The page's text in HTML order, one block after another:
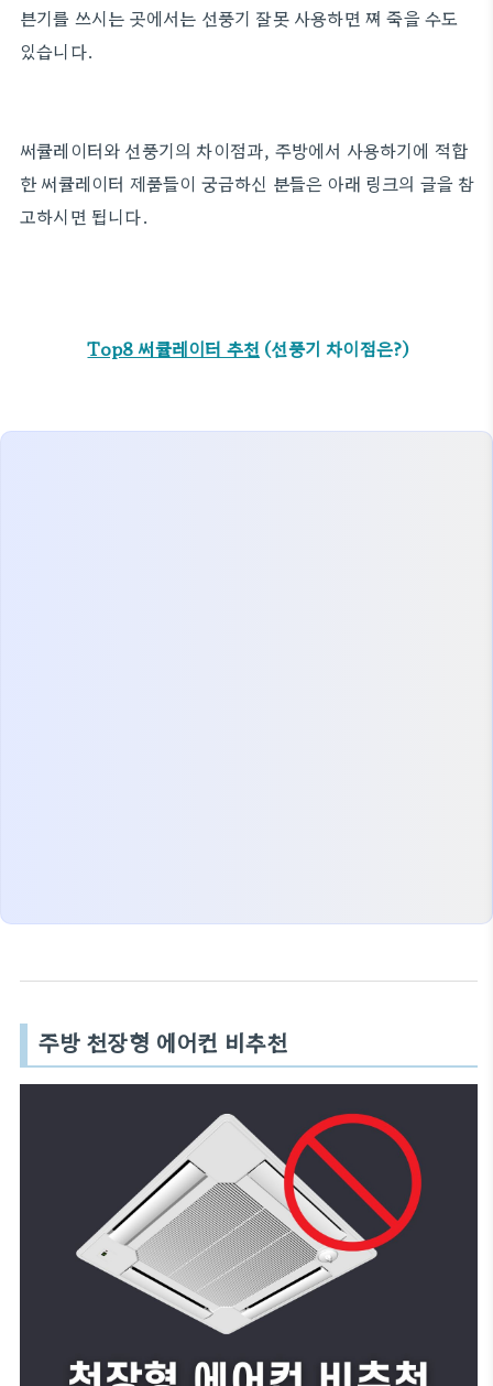
븐기를 쓰시는 곳에서는 선풍기 잘못 사용하면 쪄 죽을 수도
있습니다.
써큘레이터와 선풍기의 차이점과, 주방에서 사용하기에 적합
한 써큘레이터 제품들이 궁금하신 분들은 아래 링크의 글을 참
고하시면 됩니다.
Top8 써큘레이터 추천 (선풍기 차이점은?)
주방 천장형 에어컨 비추천